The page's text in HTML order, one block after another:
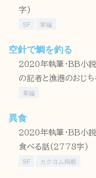
字)
SF 掌編
空針で鯛を釣る
2020年執筆・BB小説
の記者と漁港のおじ
掌編
異食
2020年執筆・BB小説
食べる話(2778字)
SF カクヨム掲載